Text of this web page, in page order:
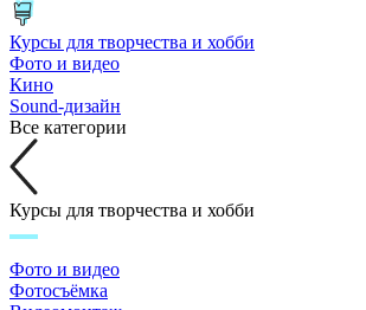
Курсы для творчества и хобби
Фото и видео
Кино
Sound-дизайн
Все категории
Курсы для творчества и хобби
Фото и видео
Фотосъёмка